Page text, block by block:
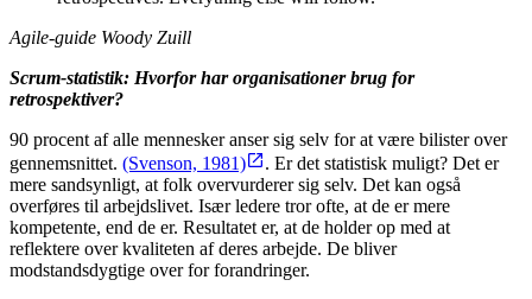
Agile-guide Woody Zuill
Scrum-statistik: Hvorfor har organisationer brug for
retrospektiver?
90 procent af alle mennesker anser sig selv for at være bilister over
gennemsnittet. (Svenson, 1981)
. Er det statistisk muligt? Det er
mere sandsynligt, at folk overvurderer sig selv. Det kan også
overføres til arbejdslivet. Især ledere tror ofte, at de er mere
kompetente, end de er. Resultatet er, at de holder op med at
reflektere over kvaliteten af deres arbejde. De bliver
modstandsdygtige over for forandringer.